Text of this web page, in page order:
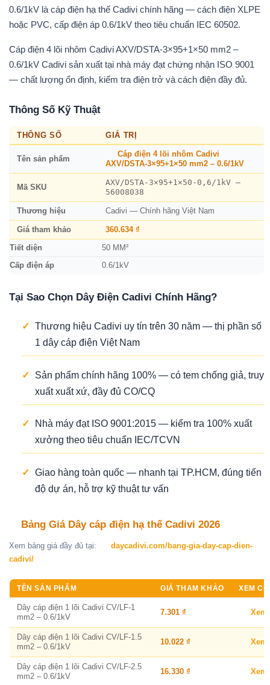
0.6/1kV là cáp điện hạ thế Cadivi chính hãng — cách điện XLPE
hoặc PVC, cấp điện áp 0.6/1kV theo tiêu chuẩn IEC 60502.
Cáp điện 4 lõi nhôm Cadivi AXV/DSTA-3×95+1×50 mm2 –
0.6/1kV Cadivi sản xuất tại nhà máy đạt chứng nhận ISO 9001
— chất lượng ổn định, kiểm tra điện trở và cách điện đầy đủ.
Thông Số Kỹ Thuật
THÔNG SỐ GIÁ TRỊ
Tên sản phẩm
Cáp điện 4 lõi nhôm Cadivi
AXV/DSTA-3×95+1×50 mm2 – 0.6/1kV
Mã SKU
AXV/DSTA-3×95+1×50-0,6/1kV –
56008038
Thương hiệu Cadivi — Chính hãng Việt Nam
Giá tham khảo 360.634 ₫
Tiết diện 50 MM²
Cấp điện áp 0.6/1kV
Tại Sao Chọn Dây Điện Cadivi Chính Hãng?
✓ Thương hiệu Cadivi uy tín trên 30 năm — thị phần số
1 dây cáp điện Việt Nam
✓
Sản phẩm chính hãng 100% — có tem chống giả, truy
xuất xuất xứ, đầy đủ CO/CQ
✓
Nhà máy đạt ISO 9001:2015 — kiểm tra 100% xuất
xưởng theo tiêu chuẩn IEC/TCVN
✓ Giao hàng toàn quốc — nhanh tại TP.HCM, đúng tiến
độ dự án, hỗ trợ kỹ thuật tư vấn
Bảng Giá Dây cáp điện hạ thế Cadivi 2026
Xem bảng giá đầy đủ tại:
daycadivi.com/bang-gia-day-cap-dien-
cadivi/
TÊN SẢN PHẨM GIÁ THAM KHẢO XEM
Dây cáp điện 1 lõi Cadivi CV/LF-1
mm2 – 0.6/1kV
7.301 ₫
Dây cáp điện 1 lõi Cadivi CV/LF-1.5
mm2 – 0.6/1kV
10.022 ₫
Dây cáp điện 1 lõi Cadivi CV/LF-2.5
mm2 – 0.6/1kV
16.330 ₫